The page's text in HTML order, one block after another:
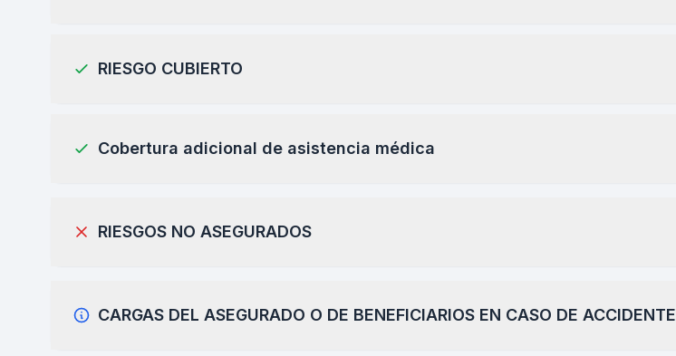
RIESGO CUBIERTO
Cobertura adicional de asistencia médica
RIESGOS NO ASEGURADOS
CARGAS DEL ASEGURADO O DE BENEFICIARIOS EN CASO DE ACCIDENTE